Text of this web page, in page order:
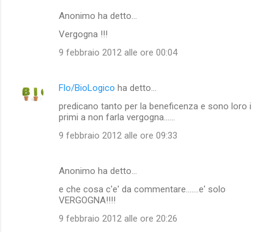
Anonimo ha detto…
Vergogna !!!
9 febbraio 2012 alle ore 00:04
Flo/BioLogico ha detto…
predicano tanto per la beneficenza e sono loro i
primi a non farla vergogna......
9 febbraio 2012 alle ore 09:33
Anonimo ha detto…
e che cosa c'e' da commentare.......e' solo
VERGOGNA!!!!
9 febbraio 2012 alle ore 20:26